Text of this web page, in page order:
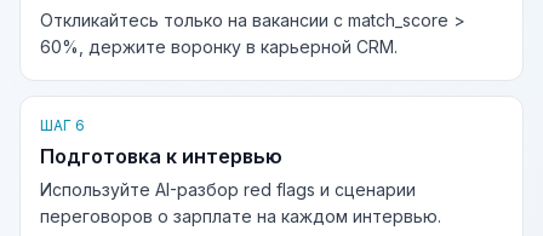
Откликайтесь только на вакансии с match_score >
60%, держите воронку в карьерной CRM.
ШАГ 6
Подготовка к интервью
Используйте AI-разбор red flags и сценарии
переговоров о зарплате на каждом интервью.